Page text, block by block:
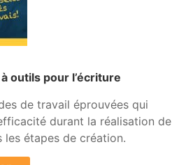
outils pour l’écriture
de travail éprouvées qui
durant la réalisation de
étapes de création.